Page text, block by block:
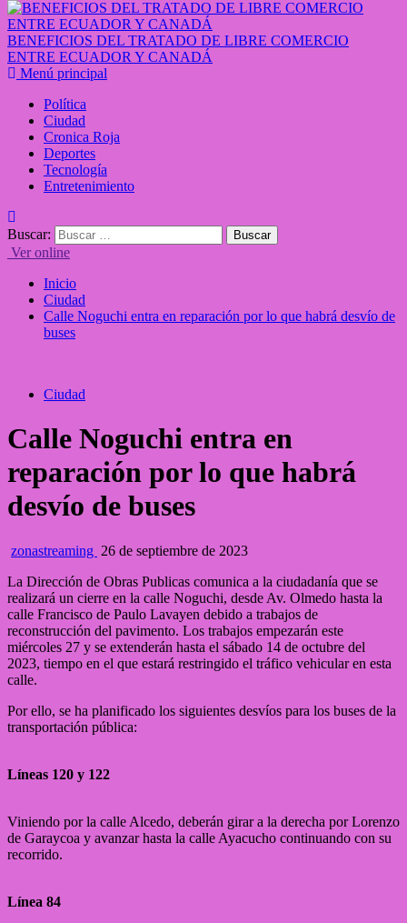
BENEFICIOS DEL TRATADO DE LIBRE COMERCIO
ENTRE ECUADOR Y CANADÁ
Menú principal
Política
Ciudad
Cronica Roja
Deportes
Tecnología
Entretenimiento
Buscar:
Ver online
Inicio
Ciudad
Calle Noguchi entra en reparación por lo que habrá desvío de
buses
Ciudad
Calle Noguchi entra en
reparación por lo que habrá
desvío de buses
zonastreaming 26 de septiembre de 2023
La Dirección de Obras Publicas comunica a la ciudadanía que se
realizará un cierre en la calle Noguchi, desde Av. Olmedo hasta la
calle Francisco de Paulo Lavayen debido a trabajos de
reconstrucción del pavimento. Los trabajos empezarán este
miércoles 27 y se extenderán hasta el sábado 14 de octubre del
2023, tiempo en el que estará restringido el tráfico vehicular en esta
calle.
Por ello, se ha planificado los siguientes desvíos para los buses de la
transportación pública:
Líneas 120 y 122
Viniendo por la calle Alcedo, deberán girar a la derecha por Lorenzo
de Garaycoa y avanzar hasta la calle Ayacucho continuando con su
recorrido.
Línea 84